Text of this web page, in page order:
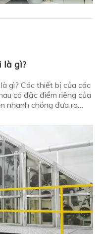
là gì?
gì? Các thiết bị của các
có đặc điểm riêng của
nhanh chóng đưa ra
cụ.Vậy, đặc điểm của